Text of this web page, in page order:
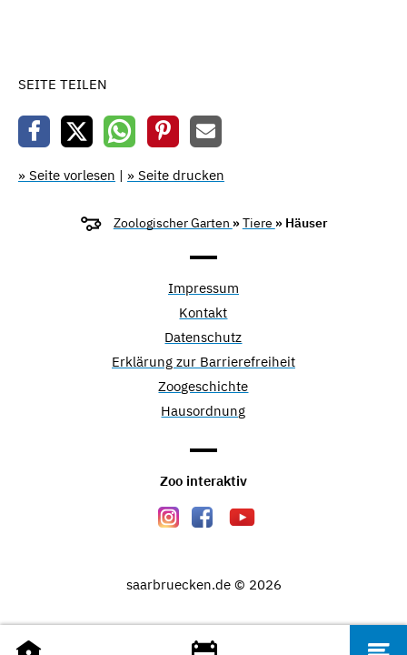
SEITE TEILEN
» Seite vorlesen | » Seite drucken
Zoologischer Garten »Tiere » Häuser
Impressum
Kontakt
Datenschutz
Erklärung zur Barrierefreiheit
Zoogeschichte
Hausordnung
Zoo interaktiv
saarbruecken.de © 2026